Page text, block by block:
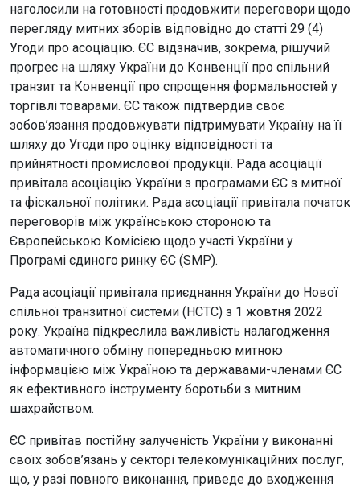
наголосили на готовності продовжити переговори щодо
перегляду митних зборів відповідно до статті 29 (4)
Угоди про асоціацію. ЄС відзначив, зокрема, рішучий
прогрес на шляху України до Конвенції про спільний
транзит та Конвенції про спрощення формальностей у
торгівлі товарами. ЄС також підтвердив своє
зобов’язання продовжувати підтримувати Україну на її
шляху до Угоди про оцінку відповідності та
прийнятності промислової продукції. Рада асоціації
привітала асоціацію України з програмами ЄС з митної
та фіскальної політики. Рада асоціації привітала початок
переговорів між українською стороною та
Європейською Комісією щодо участі України у
Програмі єдиного ринку ЄС (SMP).
Рада асоціації привітала приєднання України до Нової
спільної транзитної системи (НСТС) з 1 жовтня 2022
року. Україна підкреслила важливість налагодження
автоматичного обміну попередньою митною
інформацією між Україною та державами-членами ЄС
як ефективного інструменту боротьби з митним
шахрайством.
ЄС привітав постійну залученість України у виконанні
своїх зобов’язань у секторі телекомунікаційних послуг,
що, у разі повного виконання, приведе до входження